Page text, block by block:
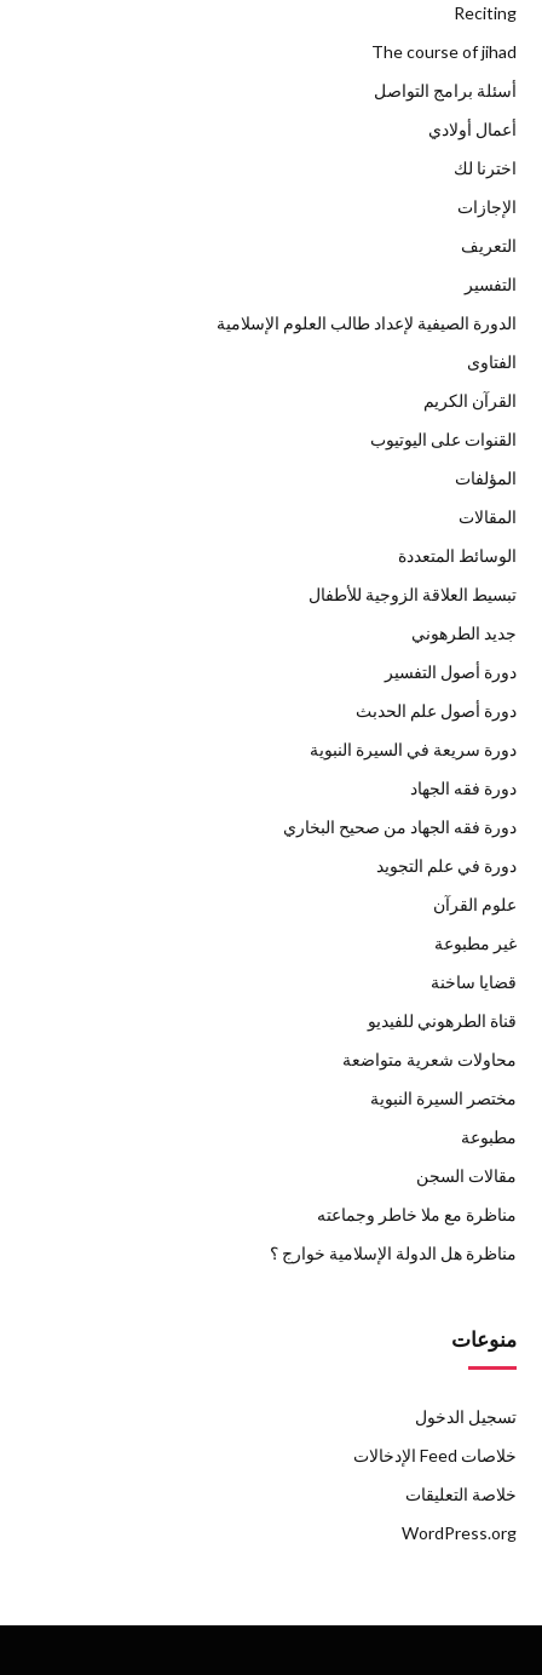
Reciting
The course of jihad
أسئلة برامج التواصل
أعمال أولادي
اخترنا لك
الإجازات
التعريف
التفسير
الدورة الصيفية لإعداد طالب العلوم الإسلامية
الفتاوى
القرآن الكريم
القنوات على اليوتيوب
المؤلفات
المقالات
الوسائط المتعددة
تبسيط العلاقة الزوجية للأطفال
جديد الطرهوني
دورة أصول التفسير
دورة أصول علم الحدبث
دورة سريعة في السيرة النبوية
دورة فقه الجهاد
دورة فقه الجهاد من صحيح البخاري
دورة في علم التجويد
علوم القرآن
غير مطبوعة
قضايا ساخنة
قناة الطرهوني للفيديو
محاولات شعرية متواضعة
مختصر السيرة النبوية
مطبوعة
مقالات السجن
مناظرة مع ملا خاطر وجماعته
مناظرة هل الدولة الإسلامية خوارج ؟
منوعات
تسجيل الدخول
خلاصات Feed الإدخالات
خلاصة التعليقات
WordPress.org